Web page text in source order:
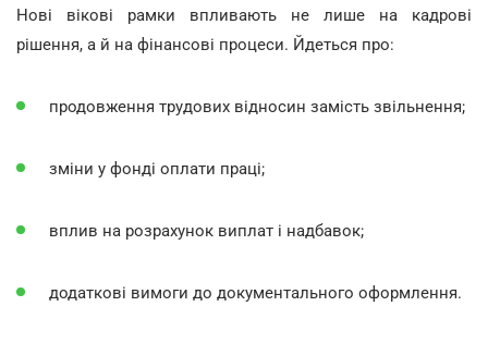
Нові вікові рамки впливають не лише на кадрові
рішення, а й на фінансові процеси. Йдеться про:
продовження трудових відносин замість звільнення;
зміни у фонді оплати праці;
вплив на розрахунок виплат і надбавок;
додаткові вимоги до документального оформлення.